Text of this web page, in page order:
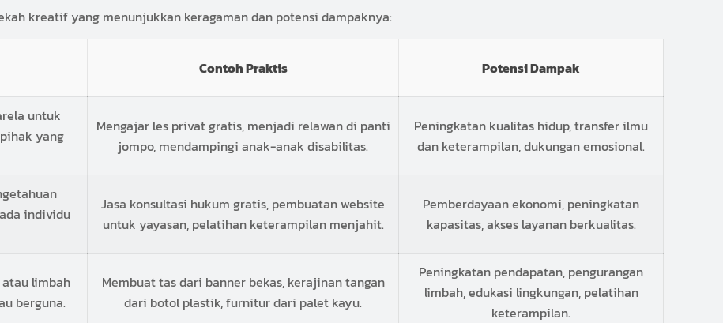
kreatif yang menunjukkan keragaman dan potensi dampaknya:
Contoh Praktis Potensi Dampak
untuk
yang
Mengajar les privat gratis, menjadi relawan di panti
jompo, mendampingi anak-anak disabilitas.
Peningkatan kualitas hidup, transfer ilmu
dan keterampilan, dukungan emosional.
individu
Jasa konsultasi hukum gratis, pembuatan website
untuk yayasan, pelatihan keterampilan menjahit.
Pemberdayaan ekonomi, peningkatan
kapasitas, akses layanan berkualitas.
limbah
berguna.
Membuat tas dari banner bekas, kerajinan tangan
dari botol plastik, furnitur dari palet kayu.
Peningkatan pendapatan, pengurangan
limbah, edukasi lingkungan, pelatihan
keterampilan.